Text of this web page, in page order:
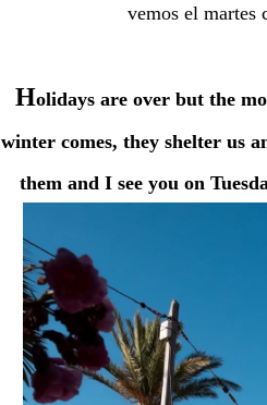
vemos el martes
Holidays are over but the
winter comes, they shelter us
them and I see you on